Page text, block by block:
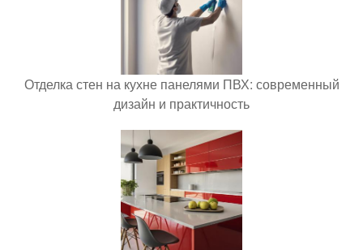
Отделка стен на кухне панелями ПВХ: современный
дизайн и практичность